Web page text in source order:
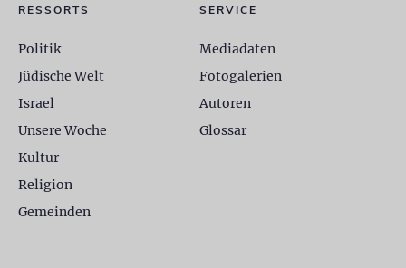
RESSORTS
Politik
Jüdische Welt
Israel
Unsere Woche
Kultur
Religion
Gemeinden
SERVICE
Mediadaten
Fotogalerien
Autoren
Glossar